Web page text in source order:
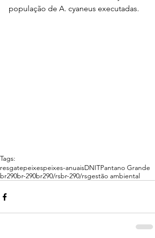
população de A. cyaneus executadas.
Tags:
resgatepeixespeixes-anuaisDNITPantano Grande
br290br-290br290/rsbr-290/rsgestão ambiental